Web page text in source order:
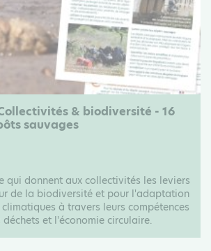
& biodiversité - 16
sauvages
qui donnent aux collectivités les leviers
de la biodiversité et pour l'adaptation
à travers leurs compétences
et l'économie circulaire.